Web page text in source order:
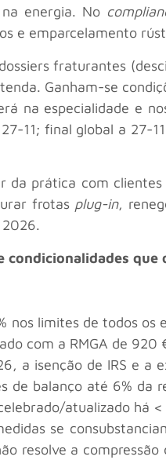
energia. No
e emparcelamento
fraturantes
Ganham-se
na especialidade e
11; final global a 27-
da prática com
frotas plug-in,
condicionalidades que
nos limites de todos os
com a RMGA de
a isenção de IRS e a
de balanço até 6% da
atualizado há
se
resolve a